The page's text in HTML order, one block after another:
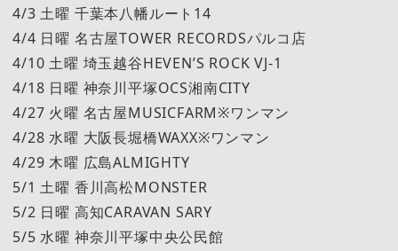
4/3 土曜 千葉本八幡ルート14
4/4 日曜 名古屋TOWER RECORDSパルコ店
4/10 土曜 埼玉越谷HEVEN’S ROCK VJ-1
4/18 日曜 神奈川平塚OCS湘南CITY
4/27 火曜 名古屋MUSICFARM※ワンマン
4/28 水曜 大阪長堀橋WAXX※ワンマン
4/29 木曜 広島ALMIGHTY
5/1 土曜 香川高松MONSTER
5/2 日曜 高知CARAVAN SARY
5/5 水曜 神奈川平塚中央公民館